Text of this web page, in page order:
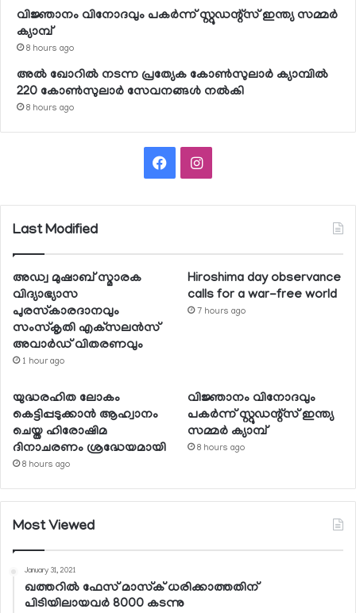
വിജ്ഞാനം വിനോദവും പകര്‍ന്ന് സ്റ്റുഡന്റ്‌സ് ഇന്ത്യ സമ്മര്‍
ക്യാമ്പ്
8 hours ago
അല്‍ ഖോറില്‍ നടന്ന പ്രത്യേക കോണ്‍സുലാര്‍ ക്യാമ്പില്‍
220 കോണ്‍സുലാര്‍ സേവനങ്ങള്‍ നല്‍കി
8 hours ago
FacebookInstagram
Last Modified
അഡ്വ മുഷാബ് സ്മാരക
വിദ്യാഭ്യാസ
പുരസ്‌കാരദാനവും
സംസ്‌കൃതി എക്‌സലന്‍സ്
അവാര്‍ഡ് വിതരണവും
1 hour ago
Hiroshima day observance
calls for a war-free world
7 hours ago
യുദ്ധരഹിത ലോകം
കെട്ടിപ്പടുക്കാന്‍ ആഹ്വാനം
ചെയ്ത ഹിരോഷിമ
ദിനാചരണം ശ്രദ്ധേയമായി
8 hours ago
വിജ്ഞാനം വിനോദവും
പകര്‍ന്ന് സ്റ്റുഡന്റ്‌സ് ഇന്ത്യ
സമ്മര്‍ ക്യാമ്പ്
8 hours ago
Most Viewed
January 31, 2021
ഖത്തറില്‍ ഫേസ് മാസ്‌ക് ധരിക്കാത്തതിന്
പിടിയിലായവര്‍ 8000 കടന്നു